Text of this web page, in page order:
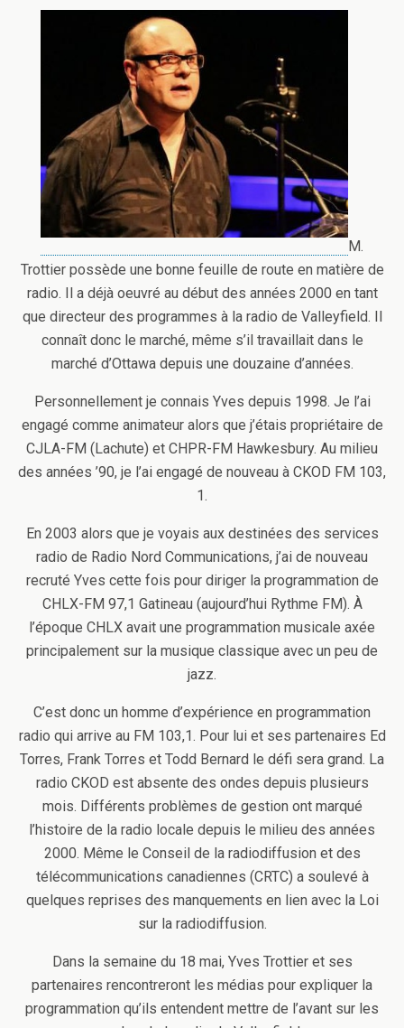
M.
Trottier possède une bonne feuille de route en matière de
radio. Il a déjà oeuvré au début des années 2000 en tant
que directeur des programmes à la radio de Valleyfield. Il
connaît donc le marché, même s’il travaillait dans le
marché d’Ottawa depuis une douzaine d’années.
Personnellement je connais Yves depuis 1998. Je l’ai
engagé comme animateur alors que j’étais propriétaire de
CJLA-FM (Lachute) et CHPR-FM Hawkesbury. Au milieu
des années ’90, je l’ai engagé de nouveau à CKOD FM 103,
1.
En 2003 alors que je voyais aux destinées des services
radio de Radio Nord Communications, j’ai de nouveau
recruté Yves cette fois pour diriger la programmation de
CHLX-FM 97,1 Gatineau (aujourd’hui Rythme FM). À
l’époque CHLX avait une programmation musicale axée
principalement sur la musique classique avec un peu de
jazz.
C’est donc un homme d’expérience en programmation
radio qui arrive au FM 103,1. Pour lui et ses partenaires Ed
Torres, Frank Torres et Todd Bernard le défi sera grand. La
radio CKOD est absente des ondes depuis plusieurs
mois. Différents problèmes de gestion ont marqué
l’histoire de la radio locale depuis le milieu des années
2000. Même le Conseil de la radiodiffusion et des
télécommunications canadiennes (CRTC) a soulevé à
quelques reprises des manquements en lien avec la Loi
sur la radiodiffusion.
Dans la semaine du 18 mai, Yves Trottier et ses
partenaires rencontreront les médias pour expliquer la
programmation qu’ils entendent mettre de l’avant sur les